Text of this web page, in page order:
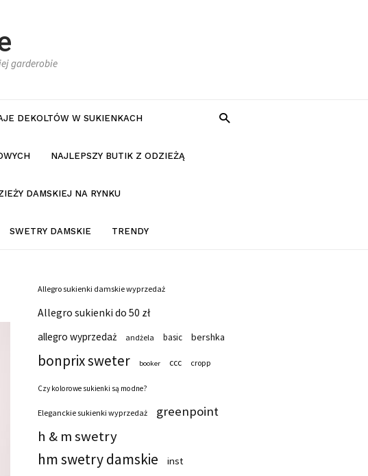
garderobie
DEKOLTÓW W SUKIENKACH
NAJLEPSZY BUTIK Z ODZIEŻĄ
DAMSKIEJ NA RYNKU
SWETRY DAMSKIE TRENDY
Allegro sukienki damskie wyprzedaż
Allegro sukienki do 50 zł
allegro wyprzedaż
andżela basic bershka
bonprix sweter booker ccc cropp
Czy kolorowe sukienki są modne?
Eleganckie sukienki wyprzedaż greenpoint
h & m swetry
hm swetry damskie inst